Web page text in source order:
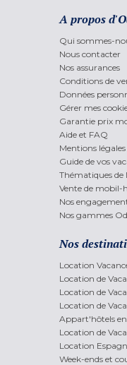
A propos
Qui sommes-
Nous contacter
Nos assurances
Conditions de
Données
Gérer mes
Garantie prix
Aide et FAQ
Mentions légales
Guide de vos
Thématiques de
Vente de mobil-
Nos
Nos gammes
Nos
Location
Location de
Location de
Location de
Appart'hôtels
Location de
Location
Week-ends et